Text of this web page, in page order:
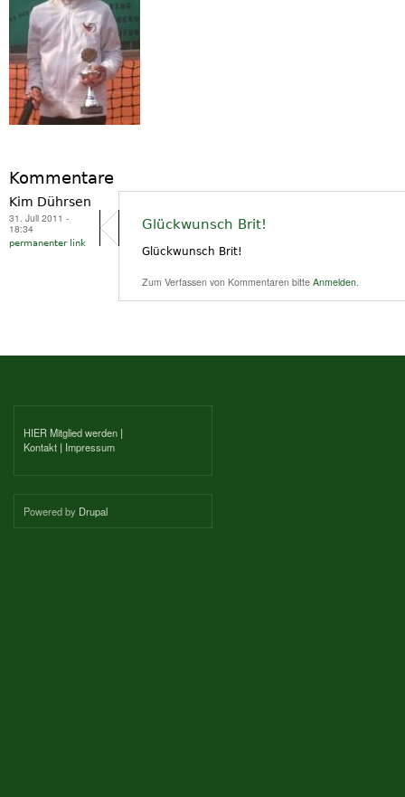
Kommentare
Kim Dührsen
31. Juli 2011 -
18:34
permanenter link
Glückwunsch Brit!
Glückwunsch Brit!
Zum Verfassen von Kommentaren bitte Anmelden.
HIER Mitglied werden |
Kontakt | Impressum
Powered by Drupal